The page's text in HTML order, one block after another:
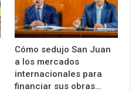
Cómo sedujo San Juan
a los mercados
internacionales para
financiar sus obras…